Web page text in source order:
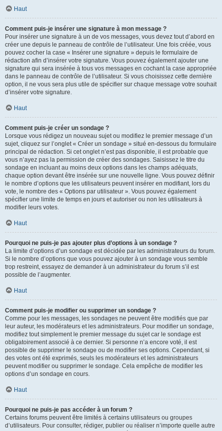
Haut
Comment puis-je insérer une signature à mon message ?
Pour insérer une signature à un de vos messages, vous devez tout d’abord en
créer une depuis le panneau de contrôle de l’utilisateur. Une fois créée, vous
pouvez cocher la case « Insérer une signature » depuis le formulaire de
rédaction afin d’insérer votre signature. Vous pouvez également ajouter une
signature qui sera insérée à tous vos messages en cochant la case appropriée
dans le panneau de contrôle de l’utilisateur. Si vous choisissez cette dernière
option, il ne vous sera plus utile de spécifier sur chaque message votre souhait
d’insérer votre signature.
Haut
Comment puis-je créer un sondage ?
Lorsque vous rédigez un nouveau sujet ou modifiez le premier message d’un
sujet, cliquez sur l’onglet « Créer un sondage » situé en-dessous du formulaire
principal de rédaction. Si cet onglet n’est pas disponible, il est probable que
vous n’ayez pas la permission de créer des sondages. Saisissez le titre du
sondage en incluant au moins deux options dans les champs adéquats,
chaque option devant être insérée sur une nouvelle ligne. Vous pouvez définir
le nombre d’options que les utilisateurs peuvent insérer en modifiant, lors du
vote, le nombre des « Options par utilisateur ». Vous pouvez également
spécifier une limite de temps en jours et autoriser ou non les utilisateurs à
modifier leurs votes.
Haut
Pourquoi ne puis-je pas ajouter plus d’options à un sondage ?
La limite d’options d’un sondage est décidée par les administrateurs du forum.
Si le nombre d’options que vous pouvez ajouter à un sondage vous semble
trop restreint, essayez de demander à un administrateur du forum s’il est
possible de l’augmenter.
Haut
Comment puis-je modifier ou supprimer un sondage ?
Comme pour les messages, les sondages ne peuvent être modifiés que par
leur auteur, les modérateurs et les administrateurs. Pour modifier un sondage,
modifiez tout simplement le premier message du sujet car le sondage est
obligatoirement associé à ce dernier. Si personne n’a encore voté, il est
possible de supprimer le sondage ou de modifier ses options. Cependant, si
des votes ont été exprimés, seuls les modérateurs et les administrateurs
peuvent modifier ou supprimer le sondage. Cela empêche de modifier les
options d’un sondage en cours.
Haut
Pourquoi ne puis-je pas accéder à un forum ?
Certains forums peuvent être limités à certains utilisateurs ou groupes
d’utilisateurs. Pour consulter, rédiger, publier ou réaliser n’importe quelle autre